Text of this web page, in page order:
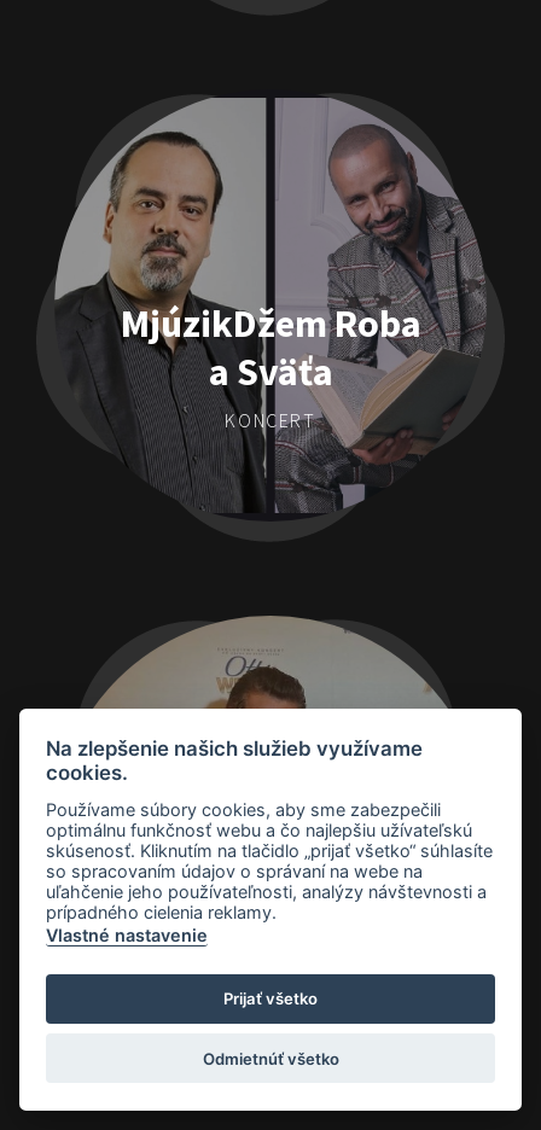
MjúzikDžem Roba
a Sväťa
KONCERT
Otto a Petra
Weiter
Na zlepšenie našich služieb využívame
cookies.
Používame súbory cookies, aby sme zabezpečili
optimálnu funkčnosť webu a čo najlepšiu užívateľskú
skúsenosť. Kliknutím na tlačidlo „prijať všetko“ súhlasíte
so spracovaním údajov o správaní na webe na
uľahčenie jeho používateľnosti, analýzy návštevnosti a
prípadného cielenia reklamy.
Vlastné nastavenie
Prijať všetko
Odmietnúť všetko